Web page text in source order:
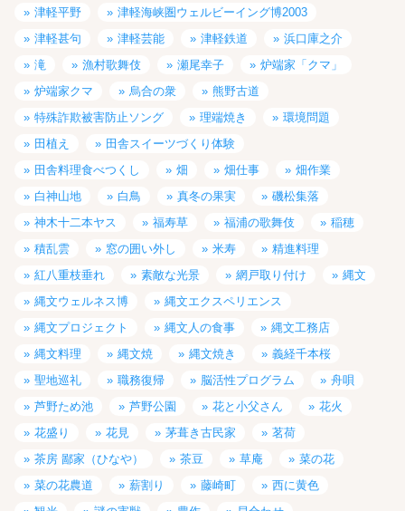
津軽平野
津軽海峡圏ウェルビーイング博2003
津軽甚句
津軽芸能 津軽鉄道
浜口庫之介
滝
漁村歌舞伎 瀬尾幸子
炉端家「クマ」
炉端家クマ
烏合の衆
熊野古道
特殊詐欺被害防止ソング
理端焼き
環境問題
田植え
田舎スイーツづくり体験
田舎料理食べつくし
畑 畑仕事
畑作業
白神山地
白鳥 真冬の果実
磯松集落
神木十二本ヤス
福寿草 福浦の歌舞伎
稲穂
積乱雲
窓の囲い外し 米寿
精進料理
紅八重枝垂れ
素敵な光景 網戸取り付け
縄文
縄文ウェルネス博
縄文エクスペリエンス
縄文プロジェクト
縄文人の食事
縄文工務店
縄文料理
縄文焼 縄文焼き
義経千本桜
聖地巡礼
職務復帰 脳活性プログラム
舟唄
芦野ため池
芦野公園 花と小父さん
花火
花盛り
花見 茅葺き古民家
茗荷
茶房 鄙家（ひなや）
茶豆 草庵
菜の花
菜の花農道
薪割り 藤崎町
西に黄色